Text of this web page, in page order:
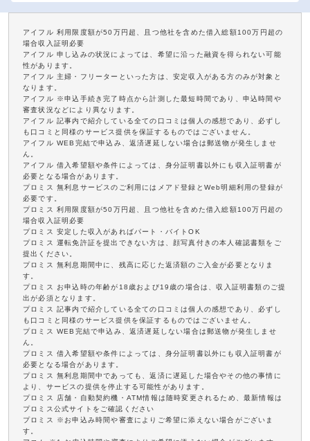
アイフル 利用限度額が50万円超、且つ他社を含めた借入総額100万円超の
場合収入証明必要
アイフル 申し込みの状況によっては、希望に沿った融資を得られない可能
性があります。
アイフル 主婦・フリーターといった方は、安定収入がある方のみが対象と
なります。
アイフル ※申込手続き完了時点から計測した最短時間であり、申込時間や
審査状況などにより異なります。
アイフル 記事内で紹介している全ての口コミは個人の感想であり、必ずし
も口コミと同様のサービス提供を保証するものではございません。
アイフル WEB完結で申込み、返済遅延しない場合は郵送物が発生しませ
ん。
アイフル 借入希望額や条件によっては、身分証明書以外にも収入証明書が
必要となる場合があります。
プロミス 無利息サービスのご利用にはメアド登録とWeb明細利用の登録が
必要です。
プロミス 利用限度額が50万円超、且つ他社を含めた借入総額100万円超の
場合収入証明必要
プロミス 安定した収入があればパート・バイトOK
プロミス 運転免許証を提出できない方は、顔写真付きの本人確認書類をご
提出ください。
プロミス 無利息期間中に、残高に応じた返済額のご入金が必要となりま
す。
プロミス お申込時の年齢が18歳および19歳の場合は、収入証明書類のご提
出が必須となります。
プロミス 記事内で紹介している全ての口コミは個人の感想であり、必ずし
も口コミと同様のサービス提供を保証するものではございません。
プロミス WEB完結で申込み、返済遅延しない場合は郵送物が発生しませ
ん。
プロミス 借入希望額や条件によっては、身分証明書以外にも収入証明書が
必要となる場合があります。
プロミス 無利息期間中であっても、返済に遅延した場合やその他の事情に
より、サービスの提供を停止する可能性があります。
プロミス 店舗・自動契約機・ATM情報は随時変更されるため、最新情報は
プロミス公式サイトをご確認ください
プロミス ※お申込み時間や審査によりご希望に添えない場合がございま
す。